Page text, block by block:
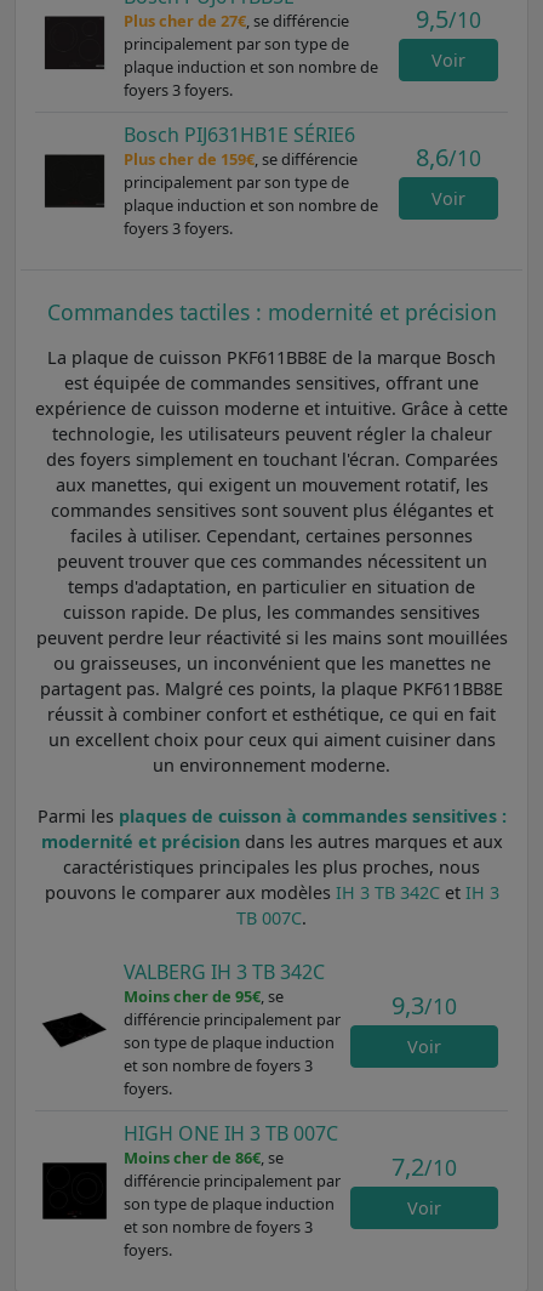
Plus cher de 27€, se différencie
principalement par son type de
plaque induction et son nombre de
foyers 3 foyers.
9,5/10
Voir
Bosch PIJ631HB1E SÉRIE6
Plus cher de 159€, se différencie
principalement par son type de
plaque induction et son nombre de
foyers 3 foyers.
8,6/10
Voir
Commandes tactiles : modernité et précision
La plaque de cuisson PKF611BB8E de la marque Bosch
est équipée de commandes sensitives, offrant une
expérience de cuisson moderne et intuitive. Grâce à cette
technologie, les utilisateurs peuvent régler la chaleur
des foyers simplement en touchant l'écran. Comparées
aux manettes, qui exigent un mouvement rotatif, les
commandes sensitives sont souvent plus élégantes et
faciles à utiliser. Cependant, certaines personnes
peuvent trouver que ces commandes nécessitent un
temps d'adaptation, en particulier en situation de
cuisson rapide. De plus, les commandes sensitives
peuvent perdre leur réactivité si les mains sont mouillées
ou graisseuses, un inconvénient que les manettes ne
partagent pas. Malgré ces points, la plaque PKF611BB8E
réussit à combiner confort et esthétique, ce qui en fait
un excellent choix pour ceux qui aiment cuisiner dans
un environnement moderne.
Parmi les plaques de cuisson à commandes sensitives :
modernité et précisiondans les autres marques et aux
caractéristiques principales les plus proches, nous
pouvons le comparer aux modèles IH 3 TB 342Cet IH 3
TB 007C.
VALBERG IH 3 TB 342C
Moins cher de 95€, se
différencie principalement par
son type de plaque induction
et son nombre de foyers 3
foyers.
9,3/10
Voir
HIGH ONE IH 3 TB 007C
Moins cher de 86€, se
différencie principalement par
son type de plaque induction
et son nombre de foyers 3
foyers.
7,2/10
Voir